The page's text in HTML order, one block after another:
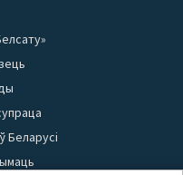
Беларусі